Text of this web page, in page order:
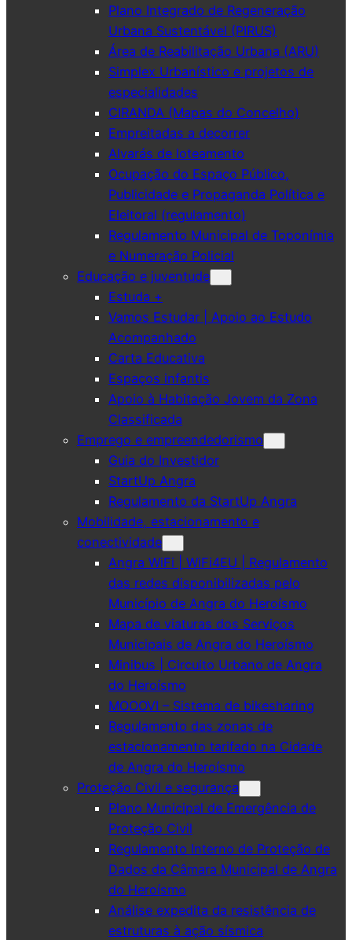
Plano Integrado de Regeneração
Urbana Sustentável (PIRUS)
Área de Reabilitação Urbana (ARU)
Simplex Urbanístico e projetos de
especialidades
CIRANDA (Mapas do Concelho)
Empreitadas a decorrer
Alvarás de loteamento
Ocupação do Espaço Público,
Publicidade e Propaganda Política e
Eleitoral (regulamento)
Regulamento Municipal de Toponímia
e Numeração Policial
Educação e juventude
Estuda +
Vamos Estudar | Apoio ao Estudo
Acompanhado
Carta Educativa
Espaços infantis
Apoio à Habitação Jovem da Zona
Classificada
Emprego e empreendedorismo
Guia do Investidor
StartUp Angra
Regulamento da StartUp Angra
Mobilidade, estacionamento e
conectividade
Angra WiFi | WiFi4EU | Regulamento
das redes disponibilizadas pelo
Município de Angra do Heroísmo
Mapa de viaturas dos Serviços
Municipais de Angra do Heroísmo
Minibus | Circuito Urbano de Angra
do Heroísmo
MOOOVI – Sistema de bikesharing
Regulamento das zonas de
estacionamento tarifado na Cidade
de Angra do Heroísmo
Proteção Civil e segurança
Plano Municipal de Emergência de
Proteção Civil
Regulamento Interno de Proteção de
Dados da Câmara Municipal de Angra
do Heroísmo
Análise expedita da resistência de
estruturas à ação sísmica